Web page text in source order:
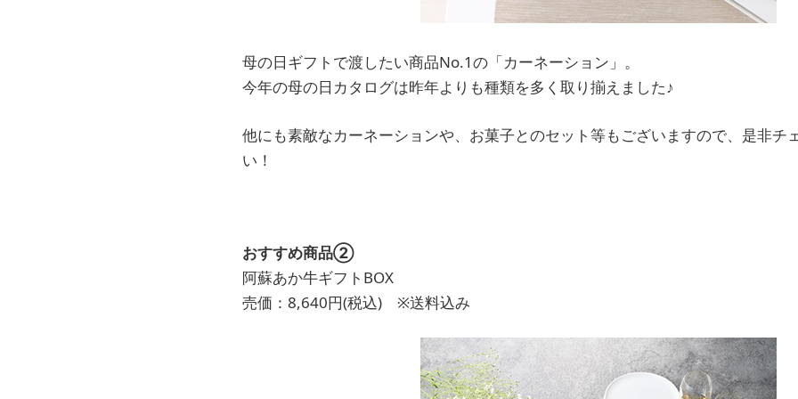
母の日ギフトで渡したい商品No.1の「カーネーション」。
今年の母の日カタログは昨年よりも種類を多く取り揃えました♪
他にも素敵なカーネーションや、お菓子とのセット等もございますので、是非チ
い！
おすすめ商品②
阿蘇あか牛ギフトBOX
売価：8,640円(税込) ※送料込み